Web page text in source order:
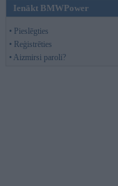
Ienākt BMWPower
• Pieslēgties
• Reģistrēties
• Aizmirsi paroli?